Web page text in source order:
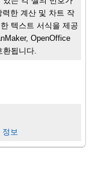
한 계산 및 차트 작
텍스트 서식을 제공
OpenOffice
환됩니다.
정보